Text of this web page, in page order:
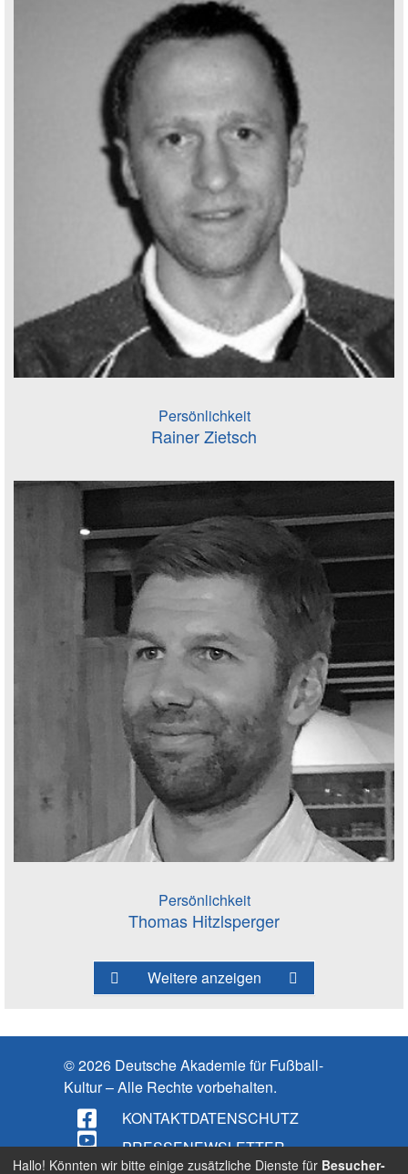
Persönlichkeit
Rainer Zietsch
Persönlichkeit
Thomas Hitzlsperger
Weitere anzeigen
© 2026 Deutsche Akademie für Fußball-
Kultur – Alle Rechte vorbehalten.
KONTAKTDATENSCHUTZ
PRESSENEWSLETTER
Hallo! Könnten wir bitte einige zusätzliche Dienste für Besucher-